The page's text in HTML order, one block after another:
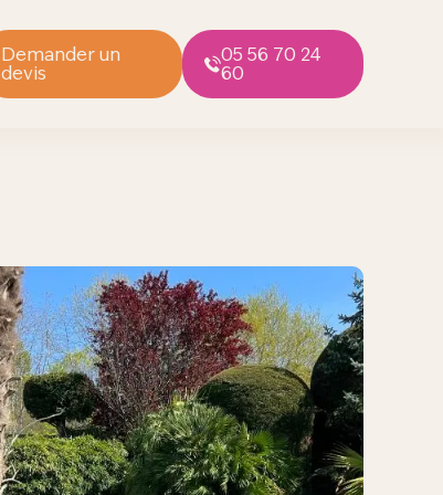
Demander un
devis
05 56 70 24
60